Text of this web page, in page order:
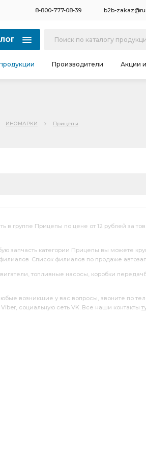
8-800-777-08-39 b2b-
Производители Акции
ИНОМАРКИ Прицепы
в группе Прицепы по цене от 12 рублей за
запчасть категории Прицепы вы можете
Список филиалов по продаже
топливные насосы, коробки
возникшие у вас вопросы, звоните по
социальную сеть VK. Все наши контакты